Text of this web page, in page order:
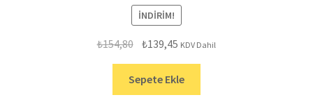
İNDIRIM!
₺154,80 Orijinal
₺154,80.
₺139,45 Şu
fiyat:
₺139,45.
KDV Dahil
Sepete Ekle